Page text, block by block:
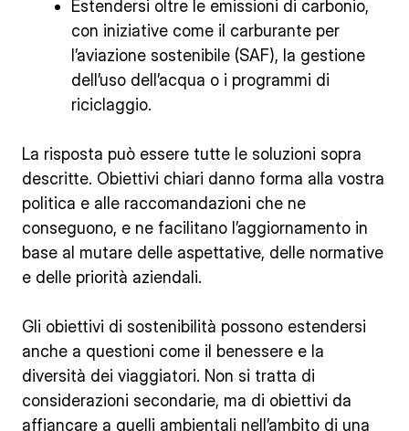
Estendersi oltre le emissioni di carbonio,
con iniziative come il carburante per
l’aviazione sostenibile (SAF), la gestione
dell’uso dell’acqua o i programmi di
riciclaggio.
La risposta può essere tutte le soluzioni sopra
descritte. Obiettivi chiari danno forma alla vostra
politica e alle raccomandazioni che ne
conseguono, e ne facilitano l’aggiornamento in
base al mutare delle aspettative, delle normative
e delle priorità aziendali.
Gli obiettivi di sostenibilità possono estendersi
anche a questioni come il benessere e la
diversità dei viaggiatori. Non si tratta di
considerazioni secondarie, ma di obiettivi da
affiancare a quelli ambientali nell’ambito di una